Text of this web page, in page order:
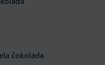
čokolada